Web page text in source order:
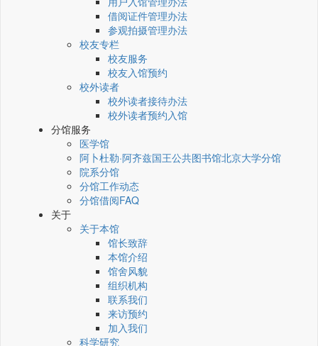
借阅证件管理办法
参观拍摄管理办法
校友专栏
校友服务
校友入馆预约
校外读者
校外读者接待办法
校外读者预约入馆
分馆服务
医学馆
阿卜杜勒·阿齐兹国王公共图书馆北京大学分馆
院系分馆
分馆工作动态
分馆借阅FAQ
关于
关于本馆
馆长致辞
本馆介绍
馆舍风貌
组织机构
联系我们
来访预约
加入我们
科学研究